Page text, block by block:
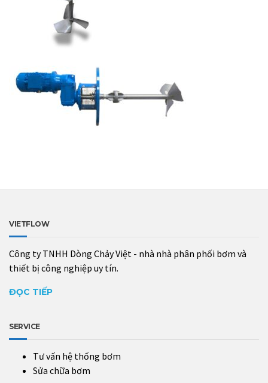
VIETFLOW
Công ty TNHH Dòng Chảy Việt - nhà nhà phân phối bơm và
thiết bị công nghiệp uy tín.
ĐỌC TIẾP
SERVICE
Tư vấn hệ thống bơm
Sửa chữa bơm